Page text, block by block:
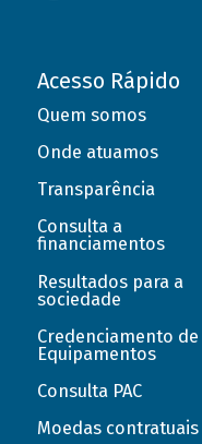
Acesso Rápido
Quem somos
Onde atuamos
Transparência
Consulta a
financiamentos
Resultados para a
sociedade
Credenciamento de
Equipamentos
Consulta PAC
Moedas contratuais